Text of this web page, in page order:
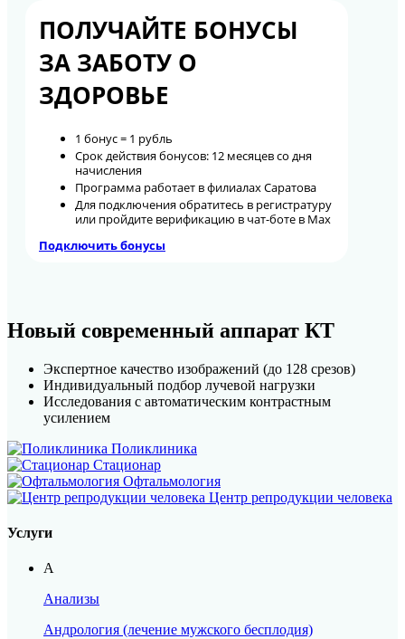
ПОЛУЧАЙТЕ БОНУСЫ
ЗА ЗАБОТУ О
ЗДОРОВЬЕ
1 бонус = 1 рубль
Срок действия бонусов: 12 месяцев со дня
начисления
Программа работает в филиалах Саратова
Для подключения обратитесь в регистратуру
или пройдите верификацию в чат-боте в Max
Подключить бонусы
ЭНДОПРОТЕЗИРОВАНИЕ
СУСТАВОВ
западных и европейских производителей
Предоперационное обследование за 1 день
Новый современный аппарат КТ
Экспертное качество изображений (до 128 срезов)
Индивидуальный подбор лучевой нагрузки
Исследования с автоматическим контрастным
усилением
Поликлиника
Стационар
Офтальмология
Центр репродукции человека
Услуги
А
Анализы
Андрология (лечение мужского бесплодия)